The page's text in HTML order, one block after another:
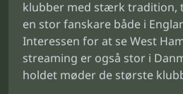
klubber med stærk tradition,
en stor fanskare både i
Interessen for at se West
streaming er også stor i
holdet møder de største